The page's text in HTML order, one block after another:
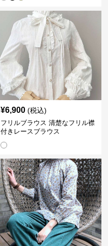
¥6,900 (税込)
フリルブラウス 清楚なフリル襟
付きレースブラウス